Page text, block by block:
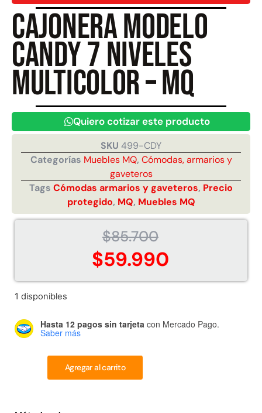
Cajonera Modelo
Candy 7 niveles
Multicolor – MQ
Quiero cotizar este producto
SKU 499-CDY
Categorías Muebles MQ, Cómodas, armarios y
gaveteros
Tags Cómodas armarios y gaveteros, Precio
protegido, MQ, Muebles MQ
$85.700
$59.990
1 disponibles
Hasta 12 pagos sin tarjeta con Mercado Pago.
Saber más
Agregar al carrito
Juego Modular 02
QplayGround
$4.507.990
Leer más
Juego Modular 01
QplayGround
$4.415.700
Leer más
37%
QplayGround